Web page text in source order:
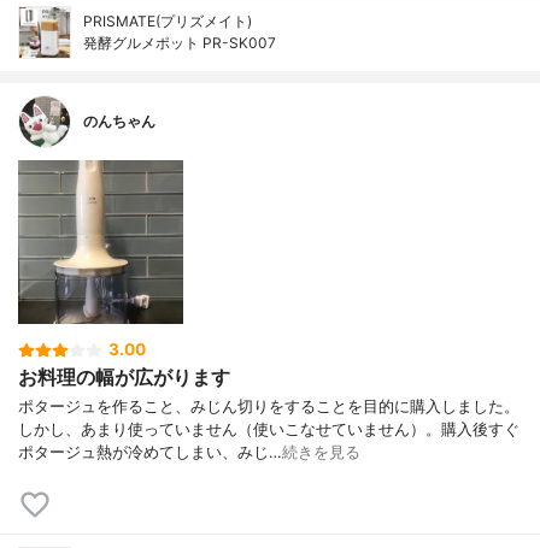
PRISMATE(プリズメイト)
発酵グルメポット PR-SK007
のんちゃん
3.00
お料理の幅が広がります
ポタージュを作ること、みじん切りをすることを目的に購入しました。
しかし、あまり使っていません（使いこなせていません）。購入後すぐ
ポタージュ熱が冷めてしまい、みじ…続きを見る